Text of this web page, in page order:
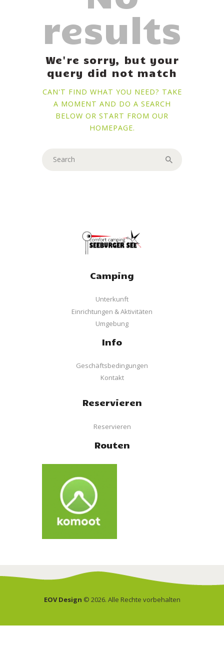
results
We're sorry, but your
query did not match
CAN'T FIND WHAT YOU NEED? TAKE
A MOMENT AND DO A SEARCH
BELOW OR START FROM OUR
HOMEPAGE.
Camping
Unterkunft
Einrichtungen & Aktivitäten
Umgebung
Info
Geschäftsbedingungen
Kontakt
Reservieren
Reservieren
Routen
EOV Design © 2026. Alle Rechte vorbehalten